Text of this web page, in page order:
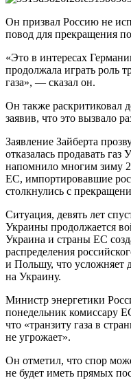
Он призвал Россию не
повод для прекращения
«Это в интересах
продолжала играть роль
газа», — сказал он.
Он также раскритиковал
заявив, что это вызвало
Заявление Зайберта
отказалась продавать газ
напомнило многим зиму
ЕС, импортировавшие
столкнулись с
Ситуация, девять лет
Украины продолжается
Украина и страны ЕС
распределения
и Польшу, что усложняет
на Украину.
Министр энергетики
понедельник комиссару
что «транзиту газа в
не угрожает».
Он отметил, что спор
не будет иметь прямых